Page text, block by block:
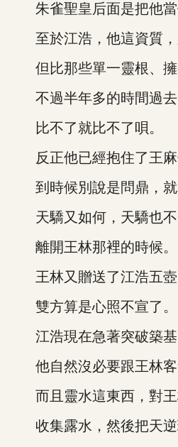
朱雀聖皇后面是把他當
至於江浩，他這資質，
但比那些單一靈根、擁
不過半年多的時間過去
比不了就比不了唄。
反正他已經抱住了王麻
到時候別說是問鼎，就
天驕又如何，天驕也不
離開王林那裡的時候。
王林又贈送了江浩五壺
雙方算是心照不宣了。
江浩現在急著突破築基
他自然沒必要跟王林客
而且靈水這東西，對王
收集露水，然後把天逆